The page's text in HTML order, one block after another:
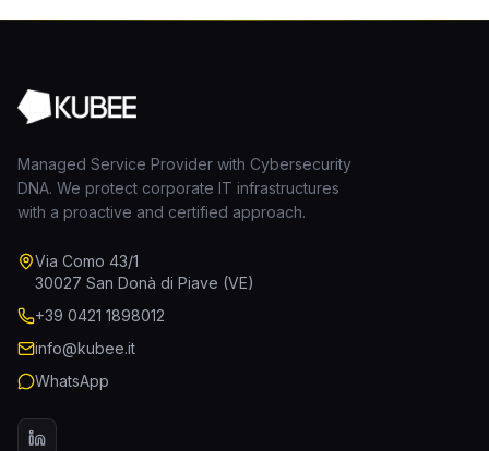
Managed Service Provider with Cybersecurity
DNA. We protect corporate IT infrastructures
with a proactive and certified approach.
Via Como 43/1
30027 San Donà di Piave (VE)
+39 0421 1898012
info@kubee.it
WhatsApp